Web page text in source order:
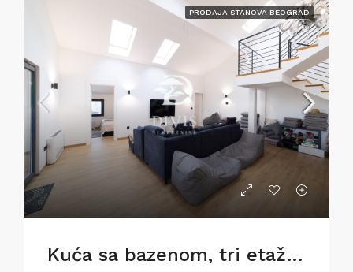
PRODAJA STANOVA BEOGRAD
Kuća sa bazenom, tri etaže, Kosmaj, Koraćica, 100a